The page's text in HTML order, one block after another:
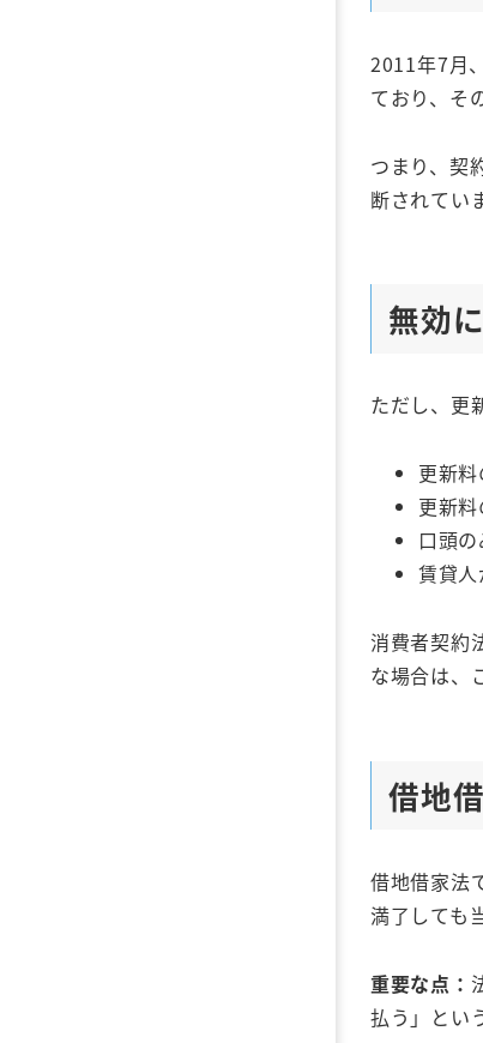
2011年7月
ており、そ
つまり、契
断されてい
無効
ただし、更
更新
更新
口頭
賃貸
消費者契約
な場合は、
借地
借地借家法
満了しても
重要な点：
払う」とい